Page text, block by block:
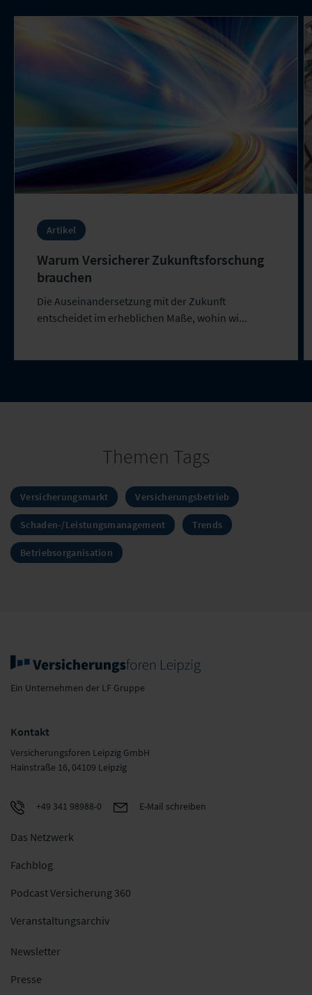
Artikel
Warum Versicherer Zukunftsforschung
brauchen
Die Auseinandersetzung mit der Zukunft
entscheidet im erheblichen Maße, wohin wi...
Themen Tags
Versicherungsmarkt Versicherungsbetrieb
Schaden-/Leistungsmanagement Trends
Betriebsorganisation
Ein Unternehmen der LF Gruppe
Kontakt
Versicherungsforen Leipzig GmbH
Hainstraße 16, 04109 Leipzig
+49 341 98988-0 E-Mail schreiben
Das Netzwerk
Fachblog
Podcast Versicherung 360
Veranstaltungsarchiv
Newsletter
Presse